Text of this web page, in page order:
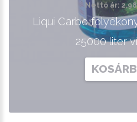
Nettó ár:
Liqui Carbo
25000 liter